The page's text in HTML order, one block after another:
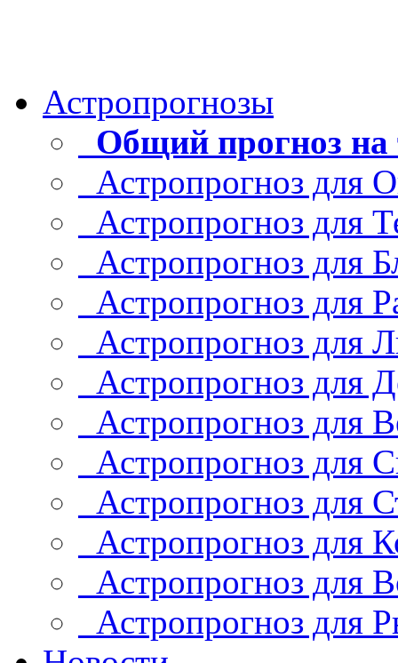
Астропрогнозы
Общий прогноз
Астропрогноз для
Астропрогноз для
Астропрогноз для
Астропрогноз для
Астропрогноз для
Астропрогноз для
Астропрогноз для
Астропрогноз для
Астропрогноз для
Астропрогноз для
Астропрогноз для
Астропрогноз для